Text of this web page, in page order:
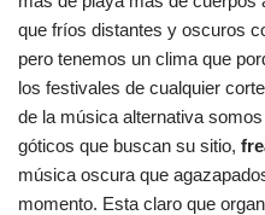
que fríos distantes y oscuros
pero tenemos un clima que
los festivales de cualquier
de la música alternativa
góticos que buscan su sitio,
música oscura que
momento. Esta claro que